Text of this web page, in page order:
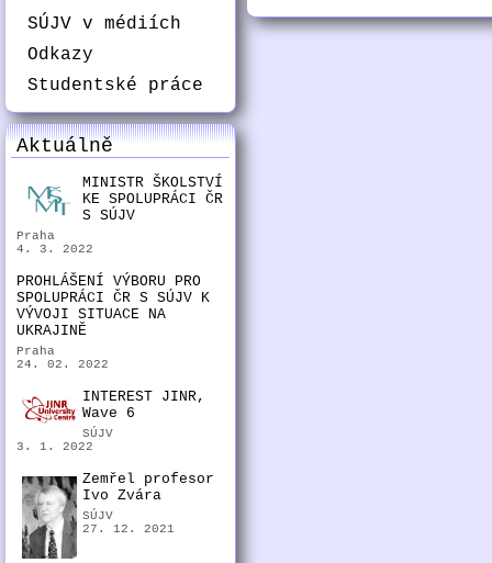
SÚJV v médiích
Odkazy
Studentské práce
Aktuálně
MINISTR ŠKOLSTVÍ
KE SPOLUPRÁCI ČR
S SÚJV
Praha
4. 3. 2022
PROHLÁŠENÍ VÝBORU PRO
SPOLUPRÁCI ČR S SÚJV K
VÝVOJI SITUACE NA
UKRAJINĚ
Praha
24. 02. 2022
INTEREST JINR,
Wave 6
SÚJV
3. 1. 2022
Zemřel profesor
Ivo Zvára
SÚJV
27. 12. 2021